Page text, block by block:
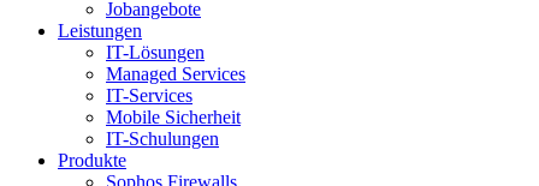
Jobangebote
Leistungen
IT-Lösungen
Managed Services
IT-Services
Mobile Sicherheit
IT-Schulungen
Produkte
Sophos Firewalls